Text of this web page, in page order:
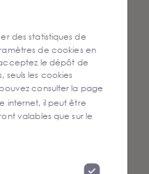
des statistiques de
de cookies en
le dépôt de
seuls les cookies
consulter la page
internet, il peut être
valables que sur le